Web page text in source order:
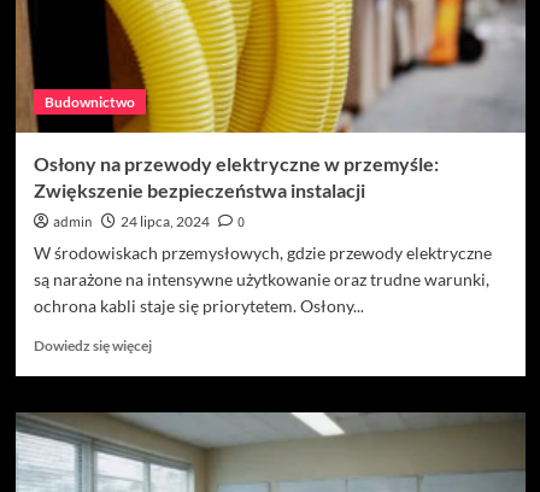
Budownictwo
Osłony na przewody elektryczne w przemyśle:
Zwiększenie bezpieczeństwa instalacji
admin 24 lipca, 2024
0
W środowiskach przemysłowych, gdzie przewody elektryczne
są narażone na intensywne użytkowanie oraz trudne warunki,
ochrona kabli staje się priorytetem. Osłony...
Dowiedz się więcejDowiedz
o
Osłony
na
przewody